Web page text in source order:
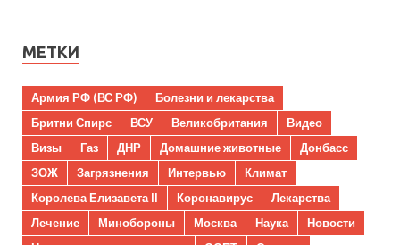
МЕТКИ
Армия РФ (ВС РФ)
Болезни и лекарства
Бритни Спирс
ВСУ Великобритания
Видео
Визы
Газ ДНР Домашние животные
Донбасс
ЗОЖ
Загрязнения Интервью
Климат
Королева Елизавета II
Коронавирус
Лекарства
Лечение
Минобороны Москва Наука
Новости